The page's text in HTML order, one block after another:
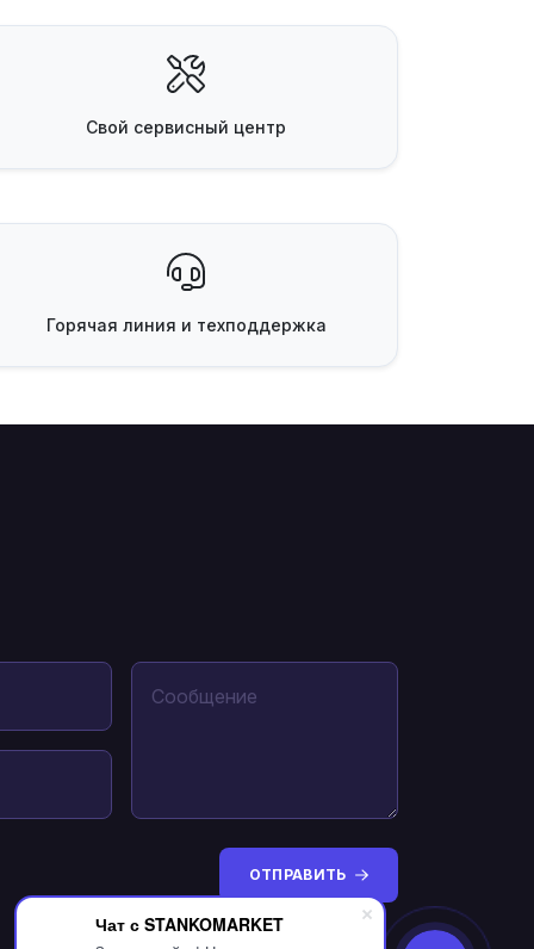
Чат с STANKOMARKET
Свой сервисный центр
Горячая линия и техподдержка
ОТПРАВИТЬ